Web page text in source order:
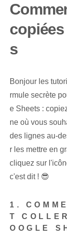
s
Bonjour les
rmule secrète
e Sheets :
ne où vous
des lignes au-
r les mettre en
cliquez sur
c'est dit ! ‌😎
1.
T
OOGLE